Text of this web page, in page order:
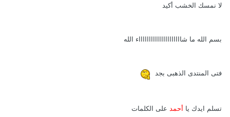
لا نمسك الخشب أكيد
بسم الله ما شاااااااااااااااااااااء الله
فتى المنتدى الذهبى بجد
تسلم ايدك يا أحمدعلى الكلمات